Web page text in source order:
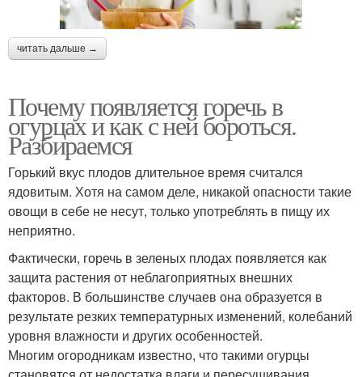
читать дальше →
Почему появляется горечь в
огурцах и как с ней бороться.
Разбираемся
Горький вкус плодов длительное время считался
ядовитым. Хотя на самом деле, никакой опасности такие
овощи в себе не несут, только употреблять в пищу их
неприятно.
Фактически, горечь в зеленых плодах появляется как
защита растения от неблагоприятных внешних
факторов. В большинстве случаев она образуется в
результате резких температурных изменений, колебаний
уровня влажности и других особенностей.
Многим огородникам известно, что такими огурцы